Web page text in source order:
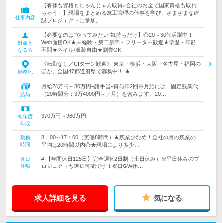
仕事内容
【有休も資格もじゃんじゃん取得♪会社のお金で国家資格も取れ
ちゃう！】現場をまとめる施工管理の仕事を学び、さまざまな建
設プロジェクトに参加。
対象と
なる方
【必要なのは"やってみたい"気持ちだけ】◎20～30代活躍中！
Web面接OK★未経験・第二新卒・フリーター歓迎★学歴・年齢
不問★ネイル/服装自由★副業OK
勤務地
《転勤なし／UIターン歓迎》 東京・横浜・大阪・名古屋・福岡の
ほか、全国47都道府県で募集中！ ★…
給与
月給28万円～80万円+諸手当+賞与年2回※月給には、固定残業代
（20時間分：3万4000円～／月）を含みます。20…
初年度
年収
370万円～960万円
勤務
時間
8：00～17：00（実働8時間）★残業少なめ！全社の月の残業の
平均は20時間以内◎★現場により多少…
休日
休暇
# 【年間休日125日】完全週休2日制（土日休み）※平日休みのプ
ロジェクトも選択可能です！祝日GW休…
求人詳細を見る 気になる